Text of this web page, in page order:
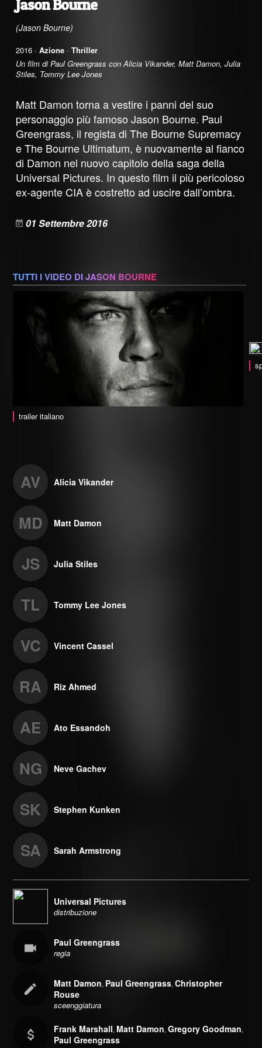
Jason Bourne
(Jason Bourne)
2016 · Azione· Thriller
Un film di Paul Greengrass con Alicia Vikander, Matt Damon, Julia
Stiles, Tommy Lee Jones
Matt Damon torna a vestire i panni del suo
personaggio più famoso Jason Bourne. Paul
Greengrass, il regista di The Bourne Supremacy
e The Bourne Ultimatum, è nuovamente al fianco
di Damon nel nuovo capitolo della saga della
Universal Pictures. In questo film il più pericoloso
ex-agente CIA è costretto ad uscire dall’ombra.
01 Settembre 2016
TUTTI I VIDEO DI JASON BOURNE
trailer italiano
AV Alicia Vikander
MD Matt Damon
JS Julia Stiles
TL Tommy Lee Jones
VC Vincent Cassel
RA Riz Ahmed
AE Ato Essandoh
NG Neve Gachev
SK Stephen Kunken
SA Sarah Armstrong
Universal Pictures
distribuzione
Paul Greengrass
regia
Matt Damon, Paul Greengrass,Christopher
Rouse
sceenggiatura
Frank Marshall, Matt Damon,Gregory Goodman,
Paul Greengrass